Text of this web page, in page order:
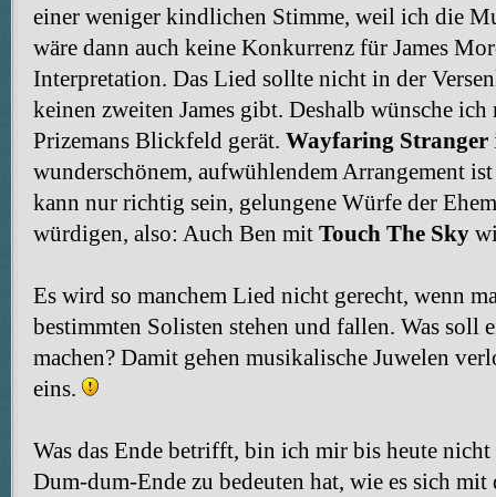
einer weniger kindlichen Stimme, weil ich die
wäre dann auch keine Konkurrenz für James
Interpretation. Das Lied sollte nicht in der
keinen zweiten James gibt. Deshalb wünsche
Prizemans Blickfeld gerät. Wayfaring Stranger
wunderschönem, aufwühlendem Arrangement
kann nur richtig sein, gelungene Würfe der
würdigen, also: Auch Ben mit Touch The Sky
Es wird so manchem Lied nicht gerecht, wenn
bestimmten Solisten stehen und fallen. Was soll
machen? Damit gehen musikalische Juwelen
eins.
Was das Ende betrifft, bin ich mir bis heute
Dum-dum-Ende zu bedeuten hat, wie es sich